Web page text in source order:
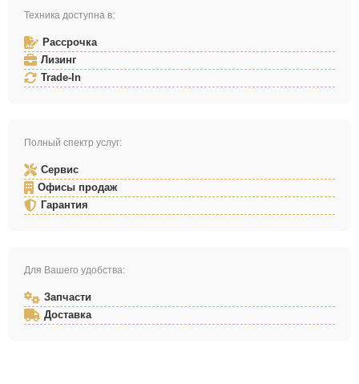
Техника доступна в:
Рассрочка
Лизинг
Trade-In
Полный спектр услуг:
Сервис
Офисы продаж
Гарантия
Для Вашего удобства:
Запчасти
Доставка